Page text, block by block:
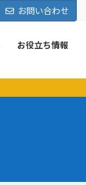
お問い合わせ
お役立ち情報